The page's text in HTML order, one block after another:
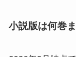
小説版は何巻